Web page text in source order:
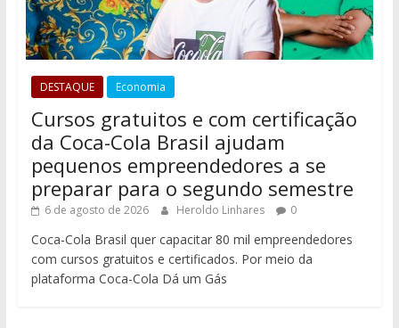
DESTAQUE Economia
Cursos gratuitos e com certificação
da Coca-Cola Brasil ajudam
pequenos empreendedores a se
preparar para o segundo semestre
6 de agosto de 2026 Heroldo Linhares 0
Coca-Cola Brasil quer capacitar 80 mil empreendedores
com cursos gratuitos e certificados. Por meio da
plataforma Coca-Cola Dá um Gás